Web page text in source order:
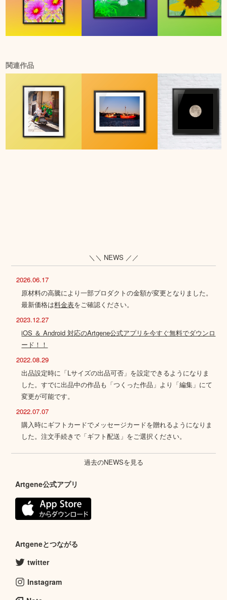
関連作品
＼＼ NEWS ／／
2026.06.17
原材料の高騰により一部プロダクトの金額が変更となりました。
最新価格は料金表をご確認ください。
2023.12.27
iOS ＆ Android 対応のArtgene公式アプリを今すぐ無料でダウンロ
ード！！
2022.08.29
出品設定時に「Lサイズの出品可否」を設定できるようになりま
した。すでに出品中の作品も「つくった作品」より「編集」にて
変更が可能です。
2022.07.07
購入時にギフトカードでメッセージカードを贈れるようになりま
した。注文手続きで「ギフト配送」をご選択ください。
過去のNEWSを見る
Artgene公式アプリ
Artgeneとつながる
twitter
Instagram